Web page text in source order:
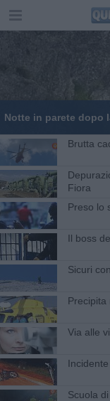
Notte in parete dopo
Brutta
Fiora
Preso lo
Il boss
Sicuri
Precipita
Via alle
Scuola